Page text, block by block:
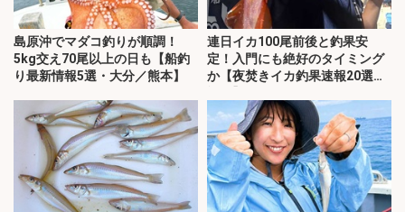
島原沖でマダコ釣りが順調！
5kg交え70尾以上の日も【船釣
り最新情報5選・大分／熊本】
連日イカ100尾前後と釣果安
定！入門にも絶好のタイミング
か【夜焚きイカ釣果速報20選・